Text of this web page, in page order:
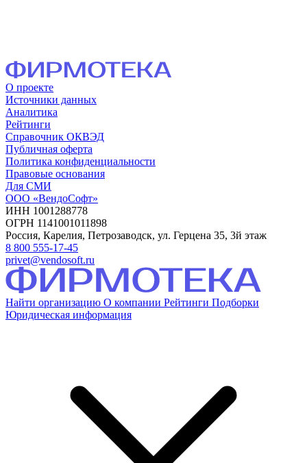
О проекте
Источники данных
Аналитика
Рейтинги
Справочник ОКВЭД
Публичная оферта
Политика конфиденциальности
Правовые основания
Для СМИ
ООО «ВендоСофт»
ИНН 1001288778
ОГРН 1141001011898
Россия, Карелия, Петрозаводск, ул. Герцена 35, 3й этаж
8 800 555-17-45
privet@vendosoft.ru
Найти организацию О компании Рейтинги Подборки
Юридическая информация